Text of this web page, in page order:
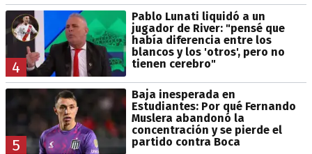
4
Pablo Lunati liquidó a un
jugador de River: "pensé que
había diferencia entre los
blancos y los 'otros', pero no
tienen cerebro"
5
Baja inesperada en
Estudiantes: Por qué Fernando
Muslera abandonó la
concentración y se pierde el
partido contra Boca